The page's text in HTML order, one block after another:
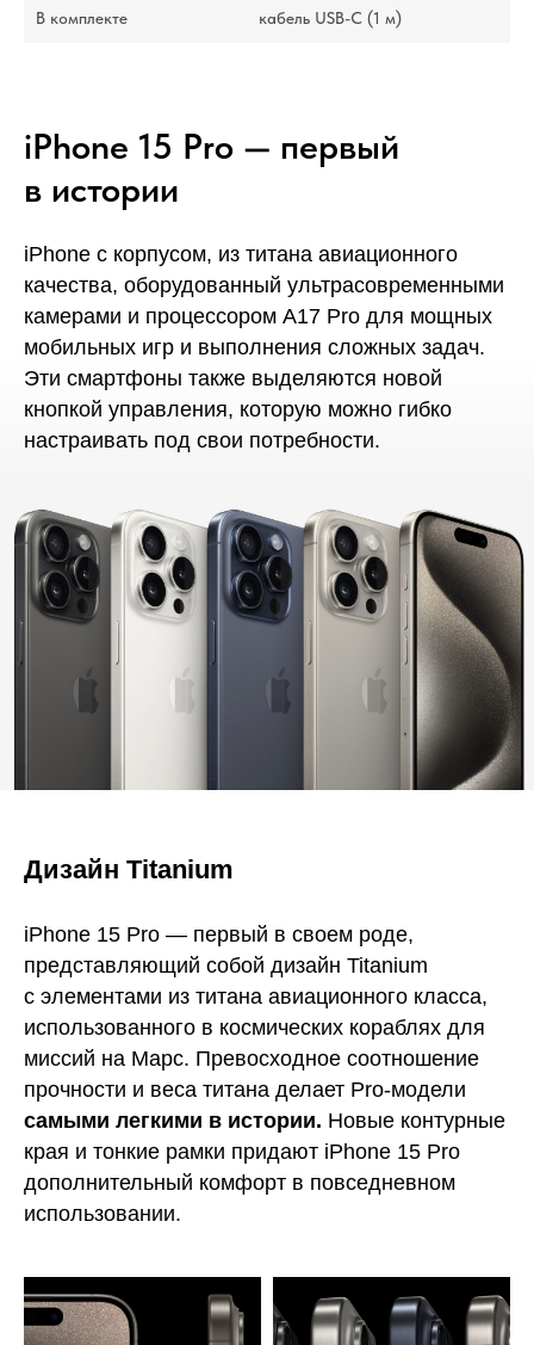
В комплекте кабель USB-С (1 м)
iPhone 15 Pro — первый
в истории
iPhone с корпусом, из титана авиационного
качества, оборудованный ультрасовременными
камерами и процессором A17 Pro для мощных
мобильных игр и выполнения сложных задач.
Эти смартфоны также выделяются новой
кнопкой управления, которую можно гибко
настраивать под свои потребности.
Дизайн Titanium
iPhone 15 Pro — первый в своем роде,
представляющий собой дизайн Titanium
с элементами из титана авиационного класса,
использованного в космических кораблях для
миссий на Марс. Превосходное соотношение
прочности и веса титана делает Pro-модели
самыми легкими в истории. Новые контурные
края и тонкие рамки придают iPhone 15 Pro
дополнительный комфорт в повседневном
использовании.